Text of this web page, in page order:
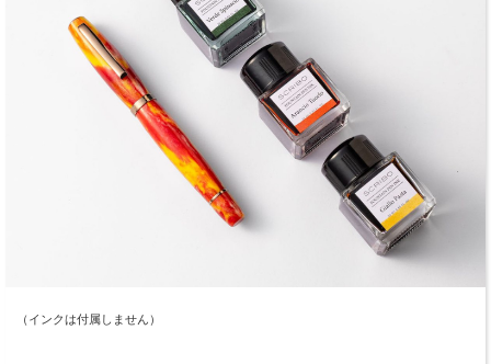
（インクは付属しません）